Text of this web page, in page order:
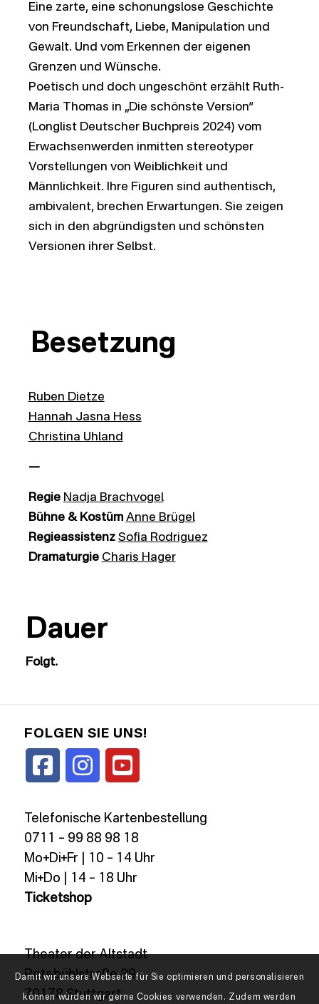
Eine zarte, eine schonungslose Geschichte
von Freundschaft, Liebe, Manipulation und
Gewalt. Und vom Erkennen der eigenen
Grenzen und Wünsche.
Poetisch und doch ungeschönt erzählt Ruth-
Maria Thomas in „Die schönste Version“
(Longlist Deutscher Buchpreis 2024) vom
Erwachsenwerden inmitten stereotyper
Vorstellungen von Weiblichkeit und
Männlichkeit. Ihre Figuren sind authentisch,
ambivalent, brechen Erwartungen. Sie zeigen
sich in den abgründigsten und schönsten
Versionen ihrer Selbst.
Besetzung
Ruben Dietze
Hannah Jasna Hess
Christina Uhland
—
Regie Nadja Brachvogel
Bühne & Kostüm Anne Brügel
Regieassistenz Sofia Rodriguez
Dramaturgie Charis Hager
Dauer
Folgt.
FOLGEN SIE UNS!
Telefonische Kartenbestellung
0711 – 99 88 98 18
Mo+Di+Fr | 10 – 14 Uhr
Mi+Do | 14 – 18 Uhr
Ticketshop
Theater der Altstadt
Rotebühlstraße 89
70178 Stuttgart
Damit wir unsere Webseite für Sie optimieren und personalisieren
können würden wir gerne Cookies verwenden. Zudem werden